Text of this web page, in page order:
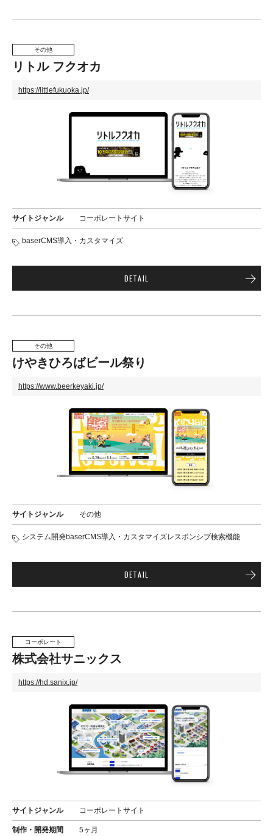
その他
リトル フクオカ
https://littlefukuoka.jp/
サイトジャンル コーポレートサイト
baserCMS導入・カスタマイズ
DETAIL
その他
けやきひろばビール祭り
https://www.beerkeyaki.jp/
サイトジャンル その他
システム開発baserCMS導入・カスタマイズレスポンシブ検索機能
DETAIL
コーポレート
株式会社サニックス
https://hd.sanix.jp/
サイトジャンル コーポレートサイト
制作・開発期間 5ヶ月